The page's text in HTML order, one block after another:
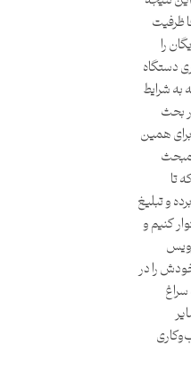
ظرفیت
را
دستگاه
به شرایط
بحث
همین
مبحث
تا
و تبلیغ
کنیم و
را در
سراغ